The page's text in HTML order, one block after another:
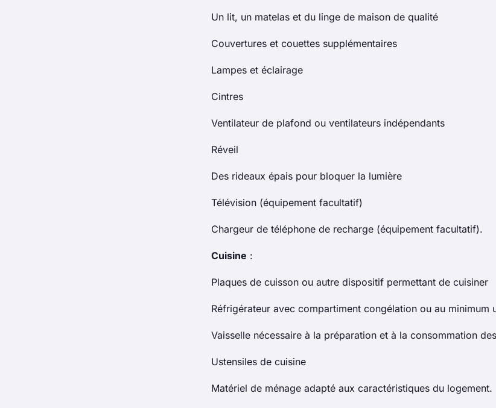
Un lit, un matelas et du linge de maison de qualité
Couvertures et couettes supplémentaires
Lampes et éclairage
Cintres
Ventilateur de plafond ou ventilateurs indépendants
Réveil
Des rideaux épais pour bloquer la lumière
Télévision (équipement facultatif)
Chargeur de téléphone de recharge (équipement facultatif).
Cuisine :
Plaques de cuisson ou autre dispositif permettant de cuisiner
Réfrigérateur avec compartiment congélation ou au minimum
Vaisselle nécessaire à la préparation et à la consommation
Ustensiles de cuisine
Matériel de ménage adapté aux caractéristiques du logement.